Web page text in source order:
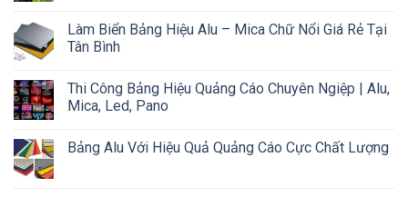
Làm Biển Bảng Hiệu Alu – Mica Chữ Nổi Giá Rẻ Tại
Tân Bình
Thi Công Bảng Hiệu Quảng Cáo Chuyên Ngiệp | Alu,
Mica, Led, Pano
Bảng Alu Với Hiệu Quả Quảng Cáo Cực Chất Lượng